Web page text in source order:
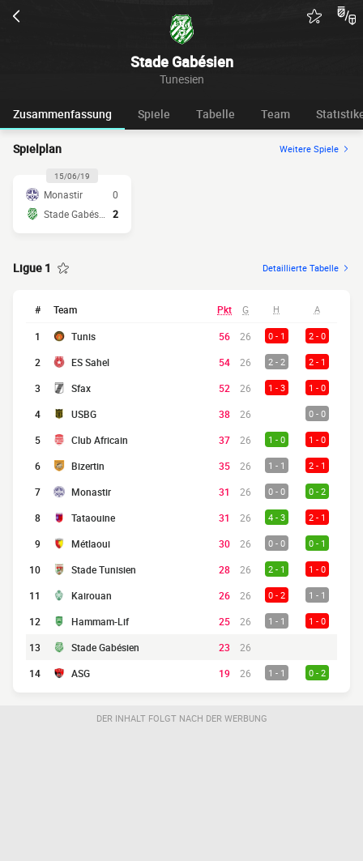
Stade Gabésien
Tunesien
Zusammenfassung Spiele Tabelle Team
Spielplan Weitere Spiele
15/06/19
Monastir
0
2
Ligue 1 Detaillierte Tabelle
# Team Pkt G H A
1 Tunis 56 26 0 - 1 2 - 0
2 ES Sahel 54 26 2 - 2 2 - 1
3 Sfax 52 26 1 - 3 1 - 0
4 USBG 38 26 0 - 0
5 Club Africain 37 26 1 - 0 1 - 0
6 Bizertin 35 26 1 - 1 2 - 1
7 Monastir 31 26 0 - 0 0 - 2
8 Tataouine 31 26 4 - 3 2 - 1
9 Métlaoui 30 26 0 - 0 0 - 1
10 Stade Tunisien 28 26 2 - 1 1 - 0
11 Kairouan 26 26 0 - 2 1 - 1
12 Hammam-Lif 25 26 1 - 1 1 - 0
13 Stade Gabésien 23
26
14
ASG 19 26 1 - 1 0 - 2
DER INHALT FOLGT NACH DER WERBUNG